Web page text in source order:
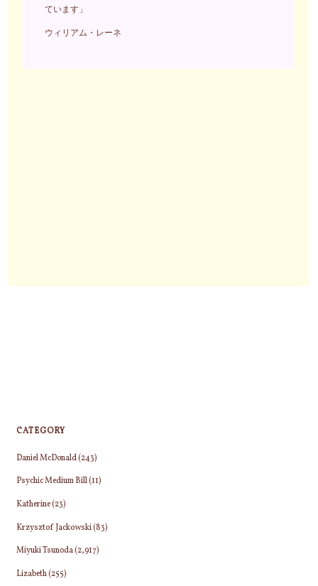
ています」
ウィリアム・レーネ
CATEGORY
Daniel McDonald(243)
Psychic Medium Bill(11)
Katherine(23)
Krzysztof Jackowski(83)
Miyuki Tsunoda(2,917)
Lizabeth(255)